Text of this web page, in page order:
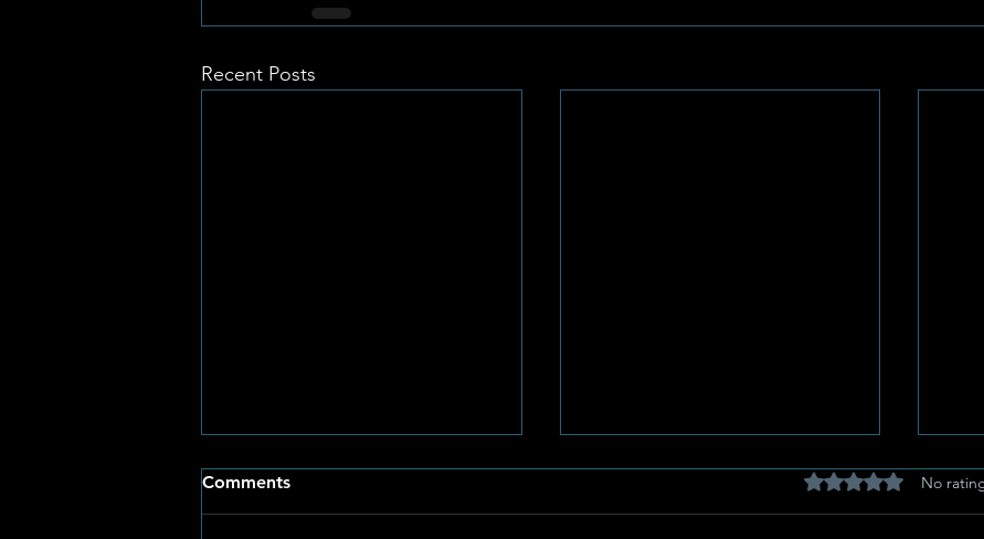
Recent Posts
Comments Rated 0 out of 5
No